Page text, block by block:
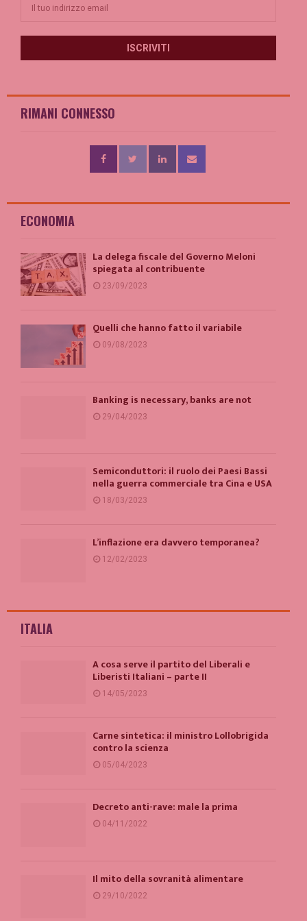
RIMANI CONNESSO
ECONOMIA
La delega fiscale del Governo Meloni
spiegata al contribuente
23/09/2023
Quelli che hanno fatto il variabile
09/08/2023
Banking is necessary, banks are not
29/04/2023
Semiconduttori: il ruolo dei Paesi Bassi
nella guerra commerciale tra Cina e USA
18/03/2023
L’inflazione era davvero temporanea?
12/02/2023
ITALIA
A cosa serve il partito del Liberali e
Liberisti Italiani – parte II
14/05/2023
Carne sintetica: il ministro Lollobrigida
contro la scienza
05/04/2023
Decreto anti-rave: male la prima
04/11/2022
Il mito della sovranità alimentare
29/10/2022